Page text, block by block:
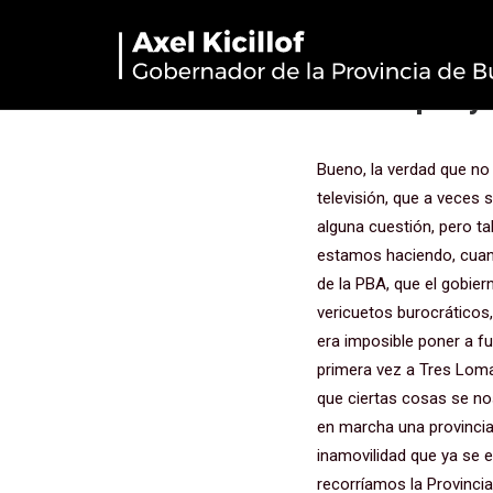
Firma de
Bueno, la verdad que no sé, tal vez algún dirigente político de la derecha, esos que frecuentan los canales de televisión, que a veces se emocionan cuando ven a un periodista que les da apoyo y tal vez algún descuento en alguna cuestión, pero tal vez no entiendan qué es lo que produce cuando uno puede recorrer la Provincia, como lo estamos haciendo, cuando un puede volver a Tres Lomas y ver que las cosas pasan. Dice la leyenda que el Estado de la PBA, que el gobierno de la PBA, es ineficaz e ineficiente. Decían que era imposible e inviable, que tiene tantos vericuetos burocráticos, que hace tanto tiempo está tal vez un poco esclerosado, tal vez un poco desaceitado, que era imposible poner a funcionar el Estado provincial y hacerlo de manera que pretendíamos cuando vinimos la primera vez a Tres Lomas, que estábamos recorriendo la Provincia en campaña, diciendo que no, que no podía ser que ciertas cosas se nos presentaran como directamente imposibles. Pero bueno, había que poner en movimiento y en marcha una provincia, un Estado, que tiene dificultades administrativas, que tiene hace demasiado tiempo una inamovilidad que ya se estaba convirtiendo prácticamente en permanente. Y también sabiendo que cuando recorríamos la Provincia, allá por el ‘18, el ‘19, veíamos al mismo tiempo cómo un gobierno de derecha como el que había entonces venía retirando al Estado, venía destruyendo, abandonando diferentes funciones, veíamos cómo se caían a pedazos las escuelas, se cerraban, veíamos cómo la salud era sometida a un ajuste brutal, no había medicamentos, no había flota sanitaria en la PBA, no había aviones para poder trasladar en el caso de necesidad por algún tipo de derivación, o por algún accidente, no lo había tampoco para el trasplante de órganos, y la búsqueda de órganos… Bueno, estaba la Provincia no solo ahí detenida sino sufriendo una erosión, sufriendo una pérdida permanente. En aquel momento nos costaba mucho prometer, nos costaba mucho incluso al ver y al registrar que faltaban tantas cosas decir “bueno, votame porque te lo vamos a solucionar”. Así que hoy la verdad que cuando lo escucho a Jorge, la vez